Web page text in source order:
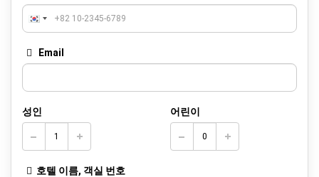
Email
성인 어린이
호텔 이름, 객실 번호